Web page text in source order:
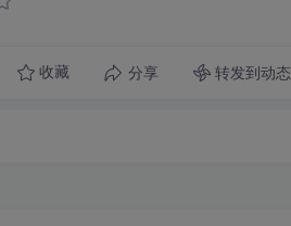
收藏 分享 转发到动态